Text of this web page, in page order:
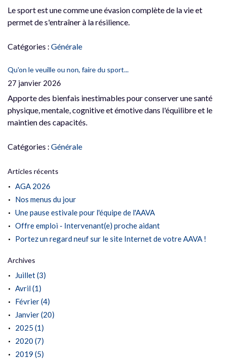
Le sport est une comme une évasion complète de la vie et
permet de s'entraîner à la résilience.
Catégories : Générale
Qu'on le veuille ou non, faire du sport...
27 janvier 2026
Apporte des bienfais inestimables pour conserver une santé
physique, mentale, cognitive et émotive dans l'équilibre et le
maintien des capacités.
Catégories : Générale
Articles récents
AGA 2026
Nos menus du jour
Une pause estivale pour l'équipe de l'AAVA
Offre emploi - Intervenant(e) proche aidant
Portez un regard neuf sur le site Internet de votre AAVA !
Archives
Juillet (3)
Avril (1)
Février (4)
Janvier (20)
2025 (1)
2020 (7)
2019 (5)